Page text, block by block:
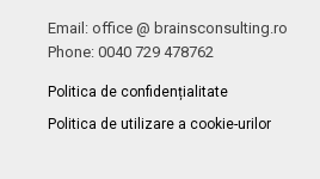
Email: office @ brainsconsulting.ro
Phone: 0040 729 478762
Politica de confidențialitate
Politica de utilizare a cookie-urilor